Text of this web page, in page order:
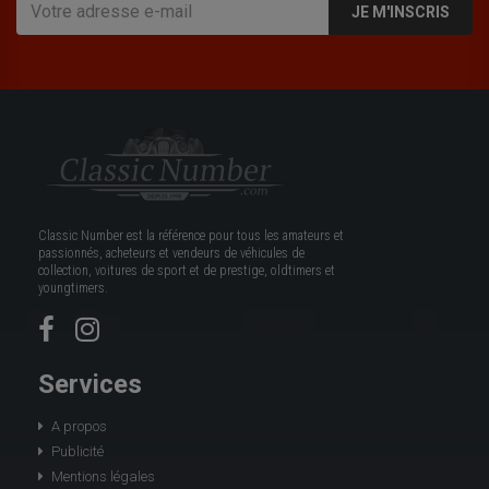
JE M'INSCRIS
Classic Number est la référence pour tous les amateurs et
passionnés, acheteurs et vendeurs de véhicules de
collection, voitures de sport et de prestige, oldtimers et
youngtimers.
Services
A propos
Publicité
Mentions légales